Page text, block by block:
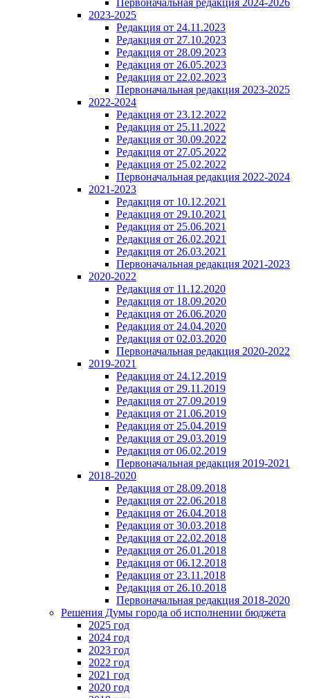
2023-2025
Редакция от 24.11.2023
Редакция от 27.10.2023
Редакция от 28.09.2023
Редакция от 26.05.2023
Редакция от 22.02.2023
Первоначальная редакция 2023-2025
2022-2024
Редакция от 23.12.2022
Редакция от 25.11.2022
Редакция от 30.09.2022
Редакция от 27.05.2022
Редакция от 25.02.2022
Первоначальная редакция 2022-2024
2021-2023
Редакция от 10.12.2021
Редакция от 29.10.2021
Редакция от 25.06.2021
Редакция от 26.02.2021
Редакция от 26.03.2021
Первоначальная редакция 2021-2023
2020-2022
Редакция от 11.12.2020
Редакция от 18.09.2020
Редакция от 26.06.2020
Редакция от 24.04.2020
Редакция от 02.03.2020
Первоначальная редакция 2020-2022
2019-2021
Редакция от 24.12.2019
Редакция от 29.11.2019
Редакция от 27.09.2019
Редакция от 21.06.2019
Редакция от 25.04.2019
Редакция от 29.03.2019
Редакция от 06.02.2019
Первоначальная редакция 2019-2021
2018-2020
Редакция от 28.09.2018
Редакция от 22.06.2018
Редакция от 26.04.2018
Редакция от 30.03.2018
Редакция от 22.02.2018
Редакция от 26.01.2018
Редакция от 06.12.2018
Редакция от 23.11.2018
Редакция от 26.10.2018
Первоначальная редакция 2018-2020
Решения Думы города об исполнении бюджета
2025 год
2024 год
2023 год
2022 год
2021 год
2020 год